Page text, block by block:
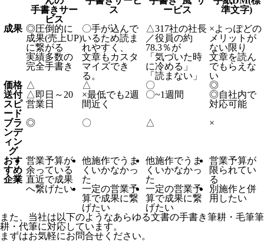
手書きサー
ビス
ス
ービス
準文字)
成果 ◎圧倒的に
成果(売上UP)
に繋がる
実績多数の
完全手書き
〇手が込んで
いるため読ま
れやすく、
文章もカスタ
マイズでき
る。
△317社の社長
／役員の約
78.3％が
「気づいた時
に冷める」
「読まない」
×よっぽどの
メリットが
ない限り
文章を読ん
でもらえな
い
価格 △ △ 〇
◎
送付
スピ
ード
△ 即日～20
営業日
×最低でも2週
間近く
〇~1週間 ◎自社内で
対応可能
ブラ
ンデ
ィン
グ
◎ 〇 △ ×
おす
すめ
企業
営業予算が
余っている
直近で成果
へ繋げたい
他施作でうま
くいかなかっ
た
一定の営業予
算で成果に繋
げたい
他施作でうま
くいかなかっ
た
一定の営業予
算で成果に繋
げたい
営業予算が
限られてい
る
別施作と併
用したい
また、当社は以下のようなあらゆる文書の手書き筆耕・毛筆筆
耕・代筆に対応しています。
まずはお気軽にお問合せください。